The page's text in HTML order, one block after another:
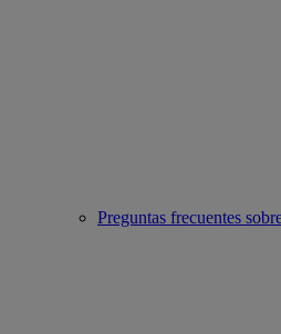
Preguntas frecuentes